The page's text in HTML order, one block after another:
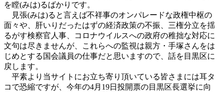
を瞠(みは)るばかりです。
見張(みは)ると言えば不祥事のオンパレードな政権中枢の
面々や、肝いりだったはずの経済政策の不振、三権分立を揺
るがす検察官人事、コロナウイルスへの政府の稚拙な対応に
文句は尽きませんが、これらへの監視は親方・手塚さんをは
じめとする国会議員の仕事だと思いますので、話を目黒区に
戻します。
平素より当サイトにお立ち寄り頂いている皆さまには耳タ
コで恐縮ですが、今年の4月19日投開票の目黒区長選挙に向